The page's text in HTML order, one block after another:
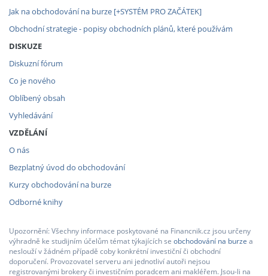
Jak na obchodování na burze [+SYSTÉM PRO ZAČÁTEK]
Obchodní strategie - popisy obchodních plánů, které používám
DISKUZE
Diskuzní fórum
Co je nového
Oblíbený obsah
Vyhledávání
VZDĚLÁNÍ
O nás
Bezplatný úvod do obchodování
Kurzy obchodování na burze
Odborné knihy
Upozornění: Všechny informace poskytované na Financnik.cz jsou určeny
výhradně ke studijním účelům témat týkajících se obchodování na burze a
neslouží v žádném případě coby konkrétní investiční či obchodní
doporučení. Provozovatel serveru ani jednotliví autoři nejsou
registrovanými brokery či investičním poradcem ani makléřem. Jsou-li na